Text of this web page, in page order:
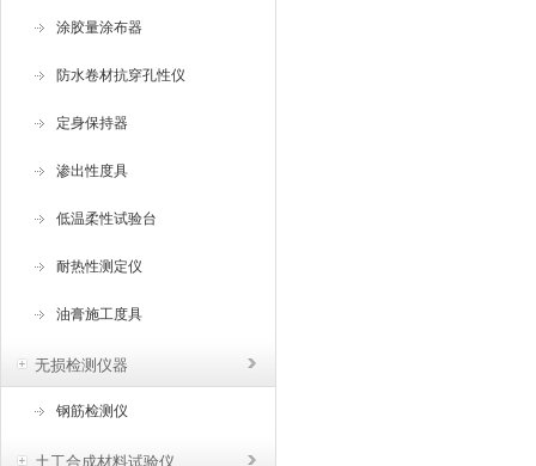
涂胶量涂布器
防水卷材抗穿孔性仪
定身保持器
渗出性度具
低温柔性试验台
耐热性测定仪
油膏施工度具
无损检测仪器
钢筋检测仪
土工合成材料试验仪